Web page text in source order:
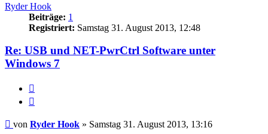
Ryder Hook
Beiträge: 1
Registriert: Samstag 31. August 2013, 12:48
Re: USB und NET-PwrCtrl Software unter
Windows 7
Beitrag
von Ryder Hook » Samstag 31. August 2013, 13:16